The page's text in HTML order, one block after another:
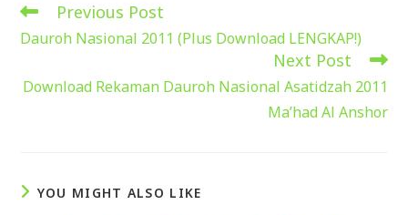
Read
articles
Previous Post
Dauroh Nasional 2011 (Plus Download LENGKAP!)
Next Post
Download Rekaman Dauroh Nasional Asatidzah 2011
Ma’had Al Anshor
YOU MIGHT ALSO LIKE